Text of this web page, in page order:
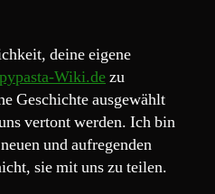
deine eigene
Wiki.dezu
Geschichte ausgewählt
vertont werden. Ich bin
und aufregenden
sie mit uns zu teilen.